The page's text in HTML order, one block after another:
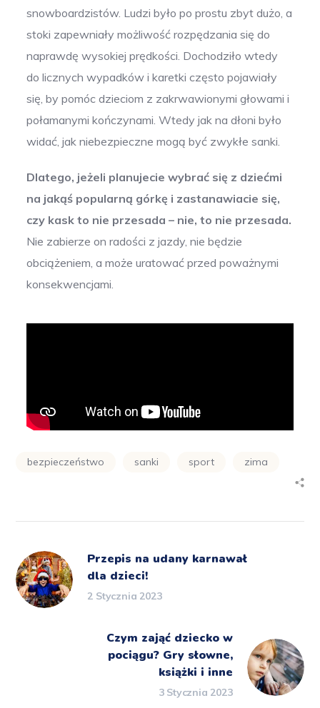
snowboardzistów. Ludzi było po prostu zbyt dużo, a
stoki zapewniały możliwość rozpędzania się do
naprawdę wysokiej prędkości. Dochodziło wtedy
do licznych wypadków i karetki często pojawiały
się, by pomóc dzieciom z zakrwawionymi głowami i
połamanymi kończynami. Wtedy jak na dłoni było
widać, jak niebezpieczne mogą być zwykłe sanki.
Dlatego, jeżeli planujecie wybrać się z dziećmi
na jakąś popularną górkę i zastanawiacie się,
czy kask to nie przesada – nie, to nie przesada.
Nie zabierze on radości z jazdy, nie będzie
obciążeniem, a może uratować przed poważnymi
konsekwencjami.
bezpieczeństwo sanki sport zima
Przepis na udany karnawał
dla dzieci!
2 Stycznia 2023
Czym zająć dziecko w
pociągu? Gry słowne,
książki i inne
3 Stycznia 2023